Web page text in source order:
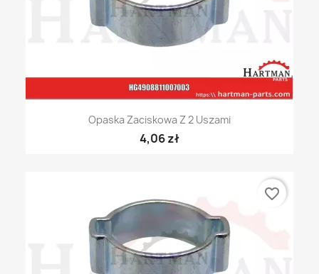
Opaska Zaciskowa Z 2 Uszami
4,06 zł
favorite_border